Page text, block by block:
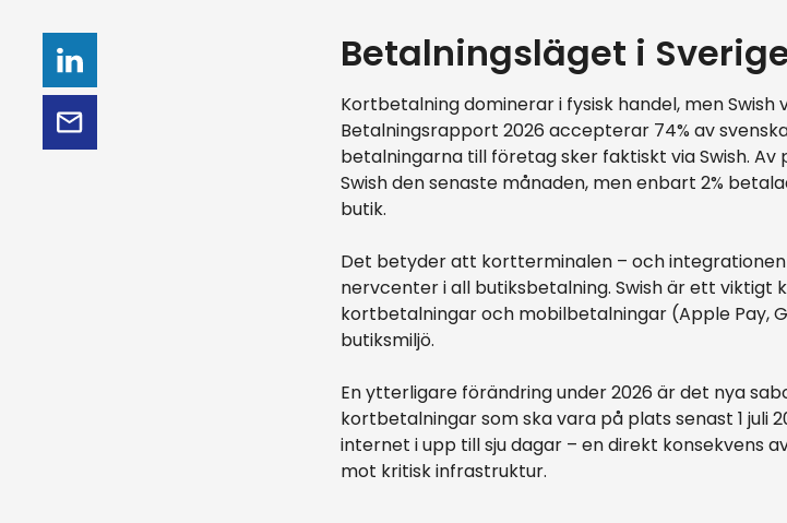
Betalningsläget i
Kortbetalning dominerar i fysisk handel, men Swish
Betalningsrapport 2026 accepterar 74% av
betalningarna till företag sker faktiskt via Swish.
Swish den senaste månaden, men enbart 2%
butik.
Det betyder att kortterminalen – och
nervcenter i all butiksbetalning. Swish är ett viktigt
kortbetalningar och mobilbetalningar (Apple Pay,
butiksmiljö.
En ytterligare förändring under 2026 är det nya
kortbetalningar som ska vara på plats senast 1 juli
internet i upp till sju dagar – en direkt konsekvens
mot kritisk infrastruktur.